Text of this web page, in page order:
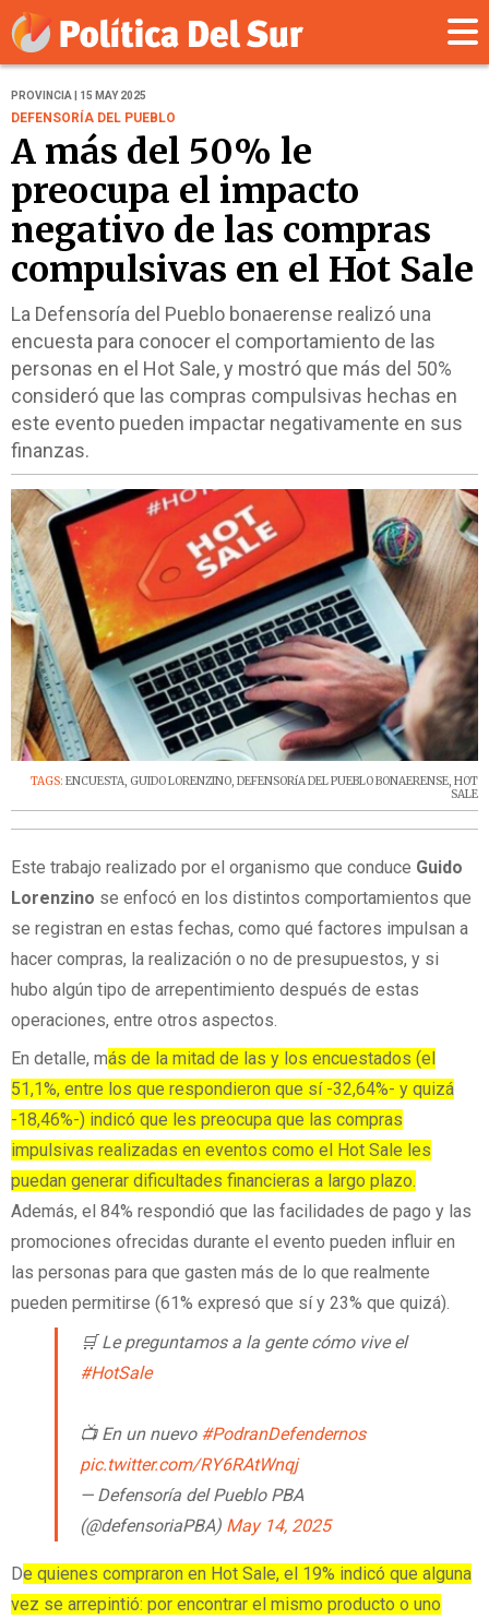
PROVINCIA | 15 MAY 2025
DEFENSORÍA DEL PUEBLO
A más del 50% le
preocupa el impacto
negativo de las compras
compulsivas en el Hot Sale
La Defensoría del Pueblo bonaerense realizó una
encuesta para conocer el comportamiento de las
personas en el Hot Sale, y mostró que más del 50%
consideró que las compras compulsivas hechas en
este evento pueden impactar negativamente en sus
finanzas.
TAGS: ENCUESTA, GUIDO LORENZINO, DEFENSORíA DEL PUEBLO BONAERENSE, HOT
SALE
Este trabajo realizado por el organismo que conduce Guido
Lorenzino se enfocó en los distintos comportamientos que
se registran en estas fechas, como qué factores impulsan a
hacer compras, la realización o no de presupuestos, y si
hubo algún tipo de arrepentimiento después de estas
operaciones, entre otros aspectos.
En detalle, más de la mitad de las y los encuestados (el
51,1%, entre los que respondieron que sí -32,64%- y quizá
-18,46%-) indicó que les preocupa que las compras
impulsivas realizadas en eventos como el Hot Sale les
puedan generar dificultades financieras a largo plazo.
Además, el 84% respondió que las facilidades de pago y las
promociones ofrecidas durante el evento pueden influir en
las personas para que gasten más de lo que realmente
pueden permitirse (61% expresó que sí y 23% que quizá).
🛒 Le preguntamos a la gente cómo vive el
#HotSale
📺 En un nuevo #PodranDefendernos
pic.twitter.com/RY6RAtWnqj
— Defensoría del Pueblo PBA
(@defensoriaPBA) May 14, 2025
De quienes compraron en Hot Sale, el 19% indicó que alguna
vez se arrepintió: por encontrar el mismo producto o uno